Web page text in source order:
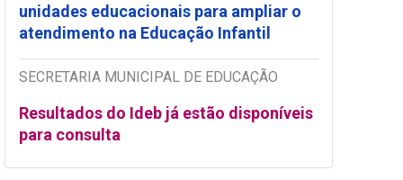
unidades educacionais para ampliar o
atendimento na Educação Infantil
SECRETARIA MUNICIPAL DE EDUCAÇÃO
Resultados do Ideb já estão disponíveis
para consulta